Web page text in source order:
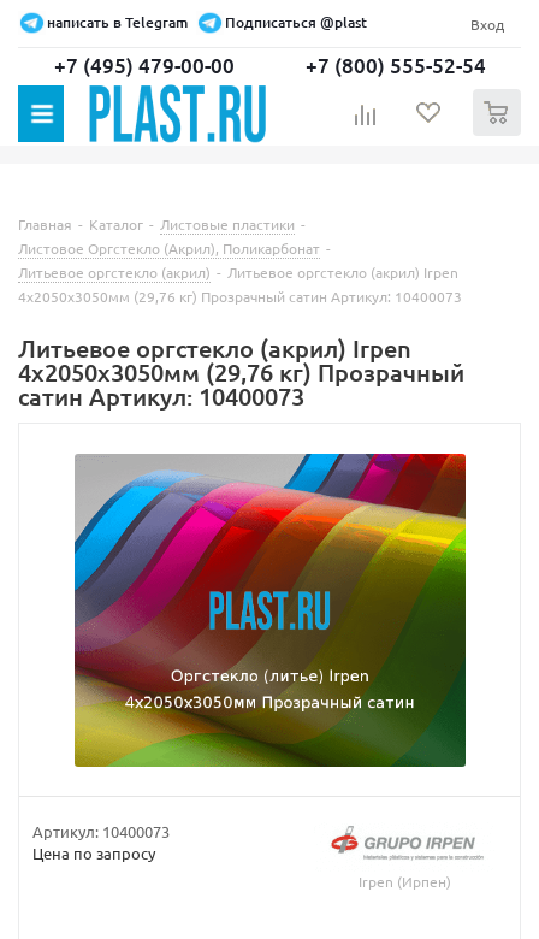
написать в Telegram Подписаться @plast Вход
+7 (495) 479-00-00 +7 (800) 555-52-54
Главная - Каталог - Листовые пластики -
Листовое Оргстекло (Акрил), Поликарбонат -
Литьевое оргстекло (акрил) - Литьевое оргстекло (акрил) Irpen
4х2050х3050мм (29,76 кг) Прозрачный сатин Артикул: 10400073
Литьевое оргстекло (акрил) Irpen
4х2050х3050мм (29,76 кг) Прозрачный
сатин Артикул: 10400073
Артикул: 10400073
Цена по запросу
Irpen (Ирпен)